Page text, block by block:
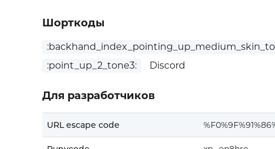
Шорткоды
:point_up_2_tone3:
Discord
Для разработчиков
URL escape code